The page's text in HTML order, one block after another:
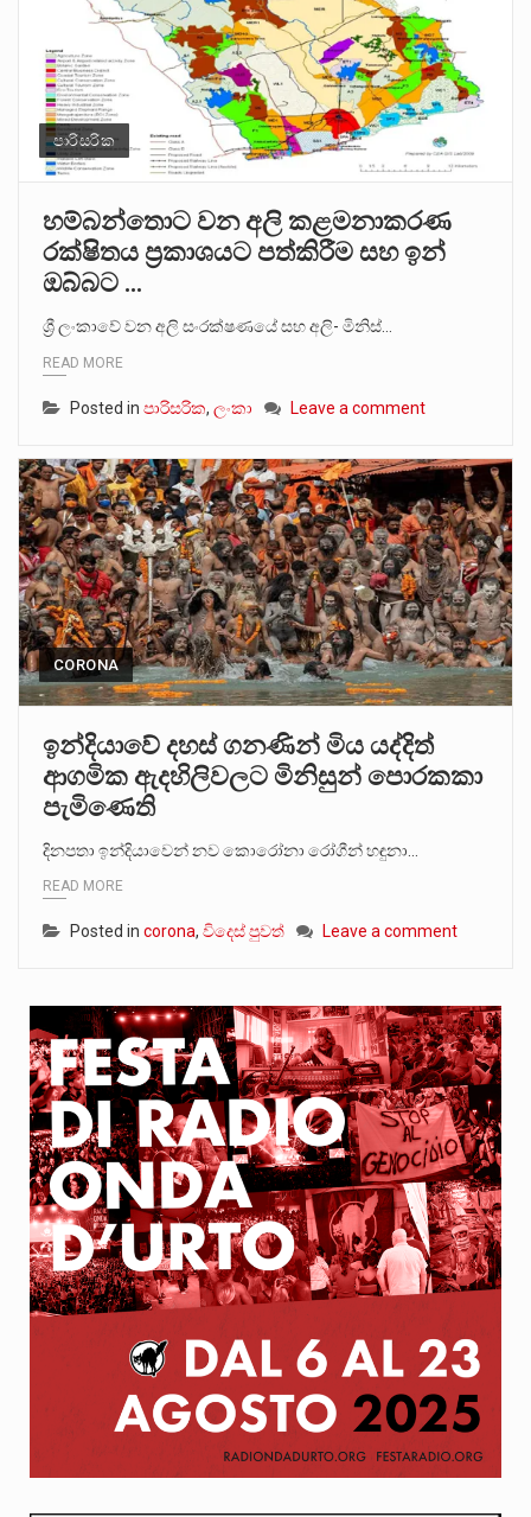
පාරිසරික
හම්බන්තොට වන අලි කළමනාකරණ
රක්ෂිතය ප්‍රකාශයට පත්කිරීම සහ ඉන්
ඔබ්බට …
ශ්‍රී ලංකාවේ වන අලි සංරක්ෂණයේ සහ අලි- මිනිස්…
READ MORE
Posted in පාරිසරික, ලංකා Leave a comment
CORONA
ඉන්දියාවේ දහස් ගනණින් මිය යද්දිත්
ආගමික ඇදහිලිවලට මිනිසුන් පොරකකා
පැමිණෙති
දිනපතා ඉන්දියාවෙන් නව කොරෝනා රෝගීන් හඳුනා…
READ MORE
Posted in corona, විදෙස් පුවත් Leave a comment